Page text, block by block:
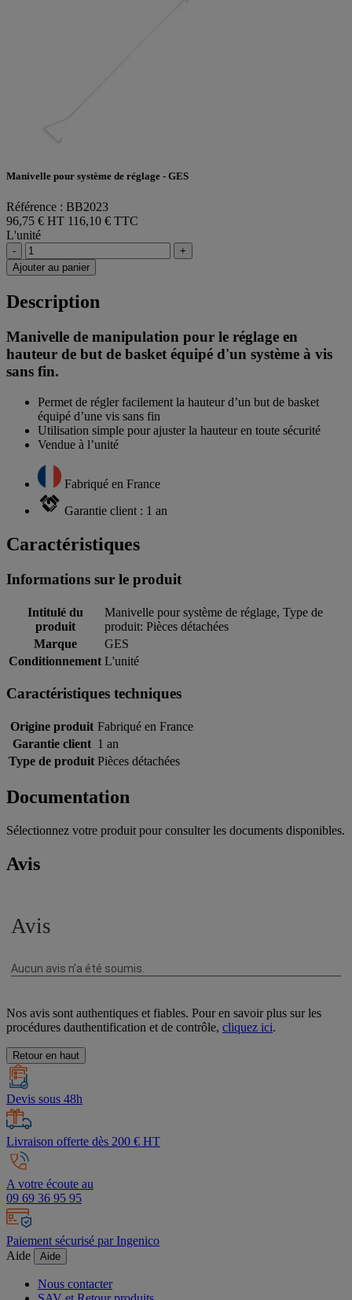
Manivelle pour système de réglage - GES
Référence : BB2023
96,75 € HT 116,10 € TTC
L'unité
-
+
Ajouter au panier
Description
Manivelle de manipulation pour le réglage en
hauteur de but de basket équipé d'un système à vis
sans fin.
Permet de régler facilement la hauteur d’un but de basket
équipé d’une vis sans fin
Utilisation simple pour ajuster la hauteur en toute sécurité
Vendue à l’unité
Fabriqué en France
Garantie client : 1 an
Caractéristiques
Informations sur le produit
Intitulé du
produit
Manivelle pour système de réglage, Type de
produit: Pièces détachées
Marque
GES
Conditionnement L'unité
Caractéristiques techniques
Origine produit Fabriqué en France
Garantie client 1 an
Type de produit Pièces détachées
Documentation
Sélectionnez votre produit pour consulter les documents disponibles.
Avis
Nos avis sont authentiques et fiables. Pour en savoir plus sur les
procédures dauthentification et de contrôle, cliquez ici.
Retour en haut
Devis sous 48h
Livraison offerte dès 200 € HT
A votre écoute au
09 69 36 95 95
Paiement sécurisé par Ingenico
Aide
Aide
Nous contacter